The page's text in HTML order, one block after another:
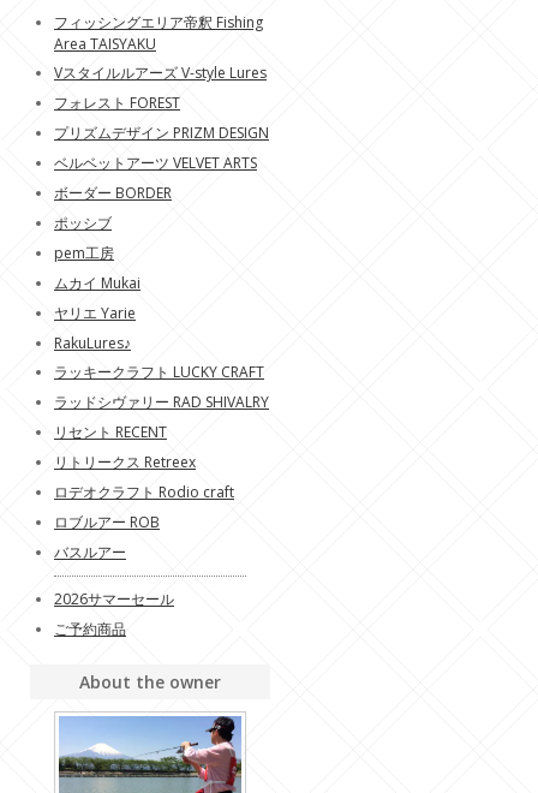
フィッシングエリア帝釈 Fishing
Area TAISYAKU
Vスタイルルアーズ V-style Lures
フォレスト FOREST
プリズムデザイン PRIZM DESIGN
ベルベットアーツ VELVET ARTS
ボーダー BORDER
ポッシブ
pem工房
ムカイ Mukai
ヤリエ Yarie
RakuLures♪
ラッキークラフト LUCKY CRAFT
ラッドシヴァリー RAD SHIVALRY
リセント RECENT
リトリークス Retreex
ロデオクラフト Rodio craft
ロブルアー ROB
バスルアー
2026サマーセール
ご予約商品
About the owner